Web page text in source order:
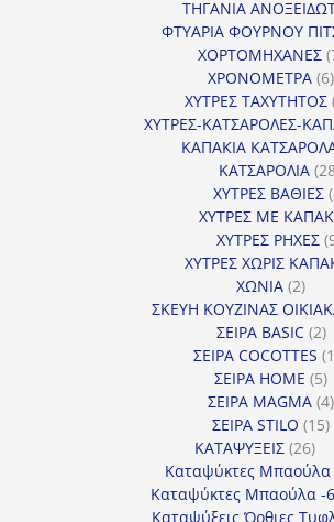
ΤΗΓΑΝΙΑ
ΦΤΥΑΡΙΑ ΦΟΥΡΝΟΥ
ΧΟΡΤΟΜΗΧΑΝΕΣ
ΧΡΟΝΟΜΕΤΡΑ 66
ΧΥΤΡΕΣ ΤΑΧΥΤΗΤΟΣ
ΧΥΤΡΕΣ-ΚΑΤΣΑΡΟΛΕΣ-
ΚΑΠΑΚΙΑ
ΚΑΤΣΑΡΟΛΙΑ
ΧΥΤΡΕΣ ΒΑΘΙΕΣ
ΧΥΤΡΕΣ ΜΕ
ΧΥΤΡΕΣ ΡΗΧΕΣ
ΧΥΤΡΕΣ ΧΩΡΙΣ
ΧΩΝΙΑ 22
ΣΚΕΥΗ ΚΟΥΖΙΝΑΣ
ΣΕΙΡΑ BASIC 22
ΣΕΙΡΑ COCOTTES
ΣΕΙΡΑ HOME 55
ΣΕΙΡΑ MAGMA 44
ΣΕΙΡΑ STILO 1515
ΚΑΤΑΨΥΞΕΙΣ 2626
Καταψύκτες Μπαούλα
Καταψύκτες Μπαούλα -
Καταψύξεις Όρθιες